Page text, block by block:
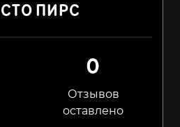
ПИРС
0
Отзывов
оставлено